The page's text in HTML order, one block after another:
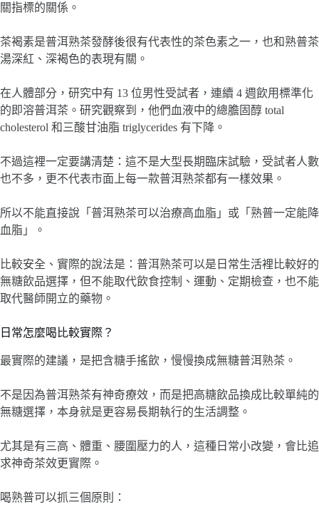
關指標的關係。
茶褐素是普洱熟茶發酵後很有代表性的茶色素之一，也和熟普茶
湯深紅、深褐色的表現有關。
在人體部分，研究中有 13 位男性受試者，連續 4 週飲用標準化
的即溶普洱茶。研究觀察到，他們血液中的總膽固醇 total
cholesterol 和三酸甘油脂 triglycerides 有下降。
不過這裡一定要講清楚：這不是大型長期臨床試驗，受試者人數
也不多，更不代表市面上每一款普洱熟茶都有一樣效果。
所以不能直接說「普洱熟茶可以治療高血脂」或「熟普一定能降
血脂」。
比較安全、實際的說法是：普洱熟茶可以是日常生活裡比較好的
無糖飲品選擇，但不能取代飲食控制、運動、定期檢查，也不能
取代醫師開立的藥物。
日常怎麼喝比較實際？
最實際的建議，是把含糖手搖飲，慢慢換成無糖普洱熟茶。
不是因為普洱熟茶有神奇療效，而是把高糖飲品換成比較單純的
無糖選擇，本身就是更容易長期執行的生活調整。
尤其是有三高、體重、腰圍壓力的人，這種日常小改變，會比追
求神奇茶效更實際。
喝熟普可以抓三個原則：